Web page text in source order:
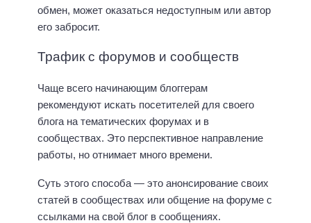
обмен, может оказаться недоступным или автор
его забросит.
Трафик с форумов и сообществ
Чаще всего начинающим блоггерам
рекомендуют искать посетителей для своего
блога на тематических форумах и в
сообществах. Это перспективное направление
работы, но отнимает много времени.
Суть этого способа — это анонсирование своих
статей в сообществах или общение на форуме с
ссылками на свой блог в сообщениях.